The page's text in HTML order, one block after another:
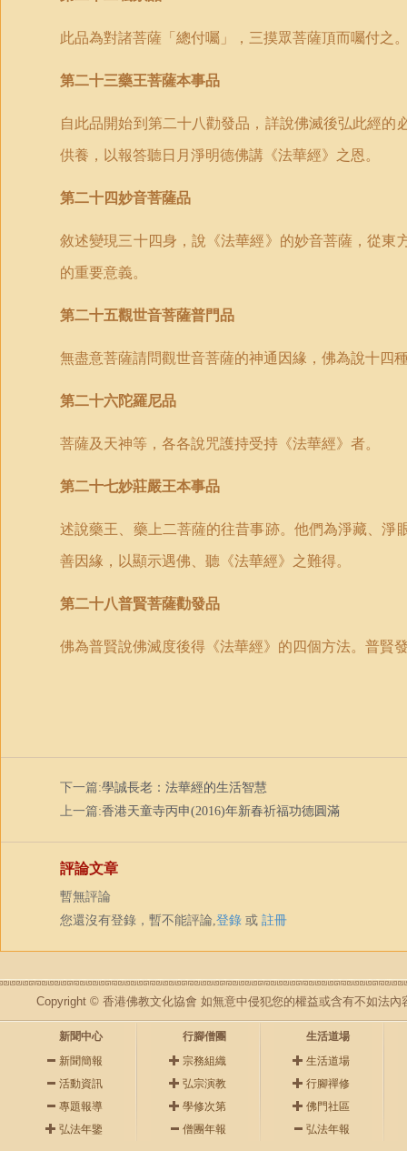
此品為對諸菩薩「總付囑」，三摸眾菩薩頂而囑付之
第二十三藥王菩薩本事品
自此品開始到第二十八勸發品，詳說佛滅後弘此經
供養，以報答聽日月淨明德佛講《法華經》之恩。
第二十四妙音菩薩品
敘述變現三十四身，說《法華經》的妙音菩薩，從東
的重要意義。
第二十五觀世音菩薩普門品
無盡意菩薩請問觀世音菩薩的神通因緣，佛為說十四
第二十六陀羅尼品
菩薩及天神等，各各說咒護持受持《法華經》者。
第二十七妙莊嚴王本事品
述說藥王、藥上二菩薩的往昔事跡。他們為淨藏、
善因緣，以顯示遇佛、聽《法華經》之難得。
第二十八普賢菩薩勸發品
佛為普賢說佛滅度後得《法華經》的四個方法。普賢
下一篇:學誠長老：法華經的生活智慧
上一篇:香港天童寺丙申(2016)年新春祈福功德圓滿
評論文章
暫無評論
您還沒有登錄，暫不能評論,登錄 或 註冊
Copyright © 香港佛教文化協會 如無意中侵犯您的權益或含有不如法內
新聞中心
新聞簡報
活動資訊
專題報導
弘法年鑒
行腳僧團
宗務組織
弘宗演教
學修次第
僧團年報
生活道場
生活道場
行腳禪修
佛門社區
弘法年報